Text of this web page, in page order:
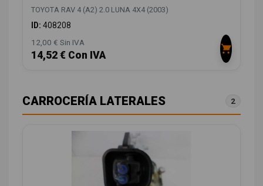
TOYOTA RAV 4 (A2) 2.0 LUNA 4X4 (2003)
ID: 408208
12,00 € Sin IVA
14,52 € Con IVA
CARROCERÍA LATERALES 2